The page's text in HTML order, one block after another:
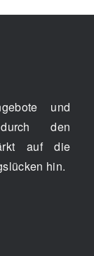
und
den
auf die
hin.